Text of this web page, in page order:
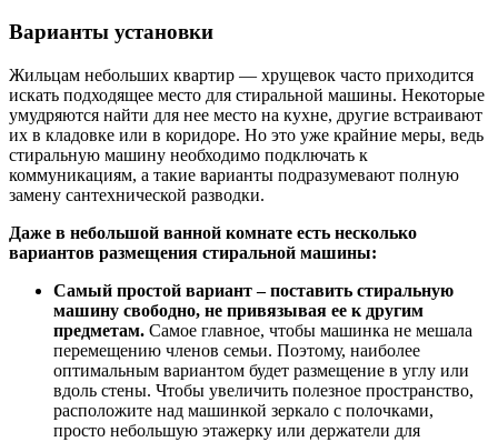
Варианты установки
Жильцам небольших квартир — хрущевок часто приходится
искать подходящее место для стиральной машины. Некоторые
умудряются найти для нее место на кухне, другие встраивают
их в кладовке или в коридоре. Но это уже крайние меры, ведь
стиральную машину необходимо подключать к
коммуникациям, а такие варианты подразумевают полную
замену сантехнической разводки.
Даже в небольшой ванной комнате есть несколько
вариантов размещения стиральной машины:
Самый простой вариант – поставить стиральную
машину свободно, не привязывая ее к другим
предметам. Самое главное, чтобы машинка не мешала
перемещению членов семьи. Поэтому, наиболее
оптимальным вариантом будет размещение в углу или
вдоль стены. Чтобы увеличить полезное пространство,
расположите над машинкой зеркало с полочками,
просто небольшую этажерку или держатели для